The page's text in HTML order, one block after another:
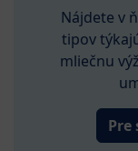
Nájdete v
tipov
mliečnu